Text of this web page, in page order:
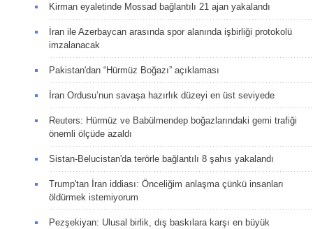
Kirman eyaletinde Mossad bağlantılı 21 ajan yakalandı
İran ile Azerbaycan arasında spor alanında işbirliği protokolü
imzalanacak
Pakistan'dan “Hürmüz Boğazı” açıklaması
İran Ordusu’nun savaşa hazırlık düzeyi en üst seviyede
Reuters: Hürmüz ve Babülmendep boğazlarındaki gemi trafiği
önemli ölçüde azaldı
Sistan-Belucistan'da terörle bağlantılı 8 şahıs yakalandı
Trump'tan İran iddiası: Önceliğim anlaşma çünkü insanları
öldürmek istemiyorum
Pezşekiyan: Ulusal birlik, dış baskılara karşı en büyük